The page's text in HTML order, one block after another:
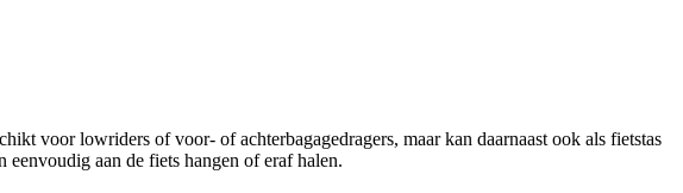
voor lowriders of voor- of achterbagagedragers, maar kan daarnaast ook als fietstas
aan de fiets hangen of eraf halen.